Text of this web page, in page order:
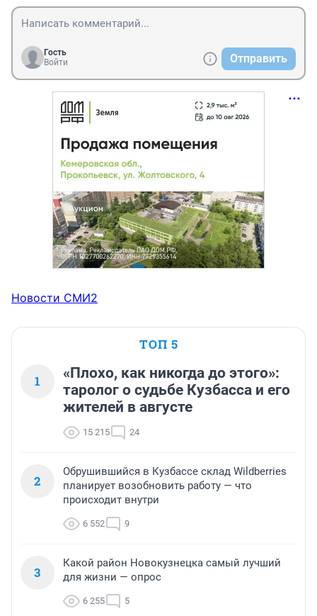
Гость
Войти
Отправить
Новости СМИ2
ТОП 5
1
«Плохо, как никогда до этого»:
таролог о судьбе Кузбасса и его
жителей в августе
15 215 24
2
Обрушившийся в Кузбассе склад Wildberries
планирует возобновить работу — что
происходит внутри
6 552 9
3
Какой район Новокузнецка самый лучший
для жизни — опрос
6 255 5